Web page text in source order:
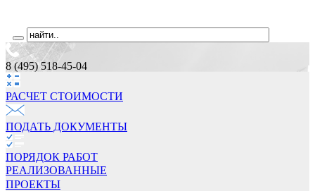
8 (495) 518-45-04
РАСЧЕТ СТОИМОCТИ
ПОДАТЬ ДОКУМЕНТЫ
ПОРЯДОК РАБОТ
РЕАЛИЗОВАННЫЕ
ПРОЕКТЫ